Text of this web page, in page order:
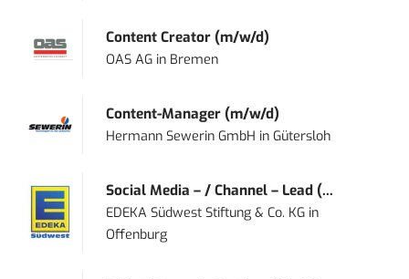
Content Creator (m/w/d)
OAS AG in Bremen
Content-Manager (m/w/d)
Hermann Sewerin GmbH inGütersloh
Social Media – / Channel – Lead (...
EDEKA Südwest Stiftung & Co. KG in
Offenburg